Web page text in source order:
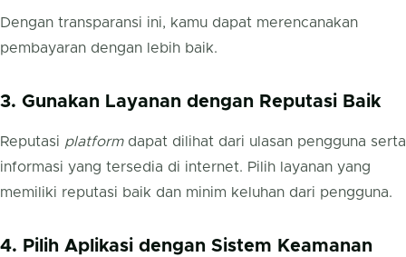
Dengan transparansi ini, kamu dapat merencanakan
pembayaran dengan lebih baik.
3. Gunakan Layanan dengan Reputasi Baik
Reputasi platformdapat dilihat dari ulasan pengguna serta
informasi yang tersedia di internet. Pilih layanan yang
memiliki reputasi baik dan minim keluhan dari pengguna.
4. Pilih Aplikasi dengan Sistem Keamanan